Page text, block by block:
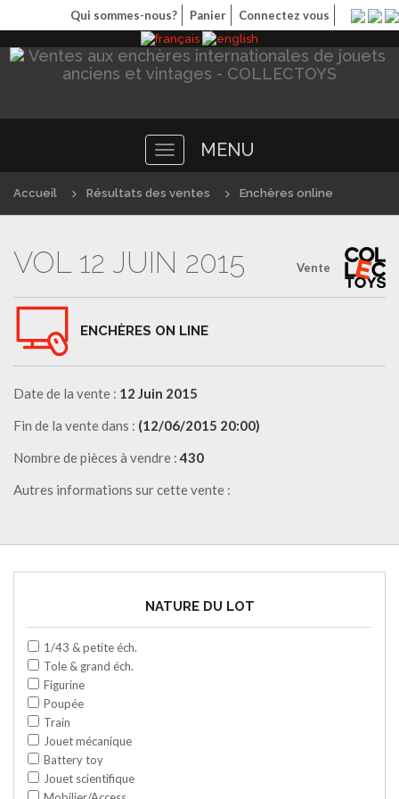
Qui sommes-nous? Panier Connectez vous
Toggle
navigation
MENU
Accueil Résultats des ventes Enchères online
Vente
VOL 12 JUIN 2015
ENCHÈRES ON LINE
Date de la vente : 12 Juin 2015
Fin de la vente dans : (12/06/2015 20:00)
Nombre de pièces à vendre :430
Autres informations sur cette vente :
NATURE DU LOT
1/43 & petite éch.
Tole & grand éch.
Figurine
Poupée
Train
Jouet mécanique
Battery toy
Jouet scientifique